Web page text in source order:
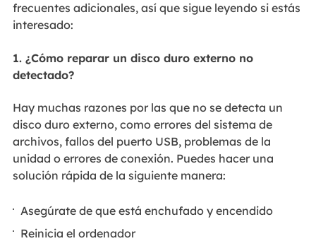
frecuentes adicionales, así que sigue leyendo si estás
interesado:
1. ¿Cómo reparar un disco duro externo no
detectado?
Hay muchas razones por las que no se detecta un
disco duro externo, como errores del sistema de
archivos, fallos del puerto USB, problemas de la
unidad o errores de conexión. Puedes hacer una
solución rápida de la siguiente manera:
Asegúrate de que está enchufado y encendido
Reinicia el ordenador